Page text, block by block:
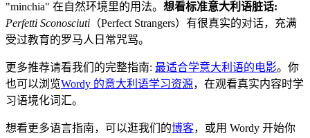
"minchia" 在自然环境里的用法。 想看标准意大利语脏话:
Perfetti Sconosciuti （Perfect Strangers）有很真实的对话，充满
受过教育的罗马人日常咒骂。
更多推荐请看我们的完整指南: 最适合学意大利语的电影。你
也可以浏览Wordy 的意大利语学习资源，在观看真实内容时学
习语境化词汇。
想看更多语言指南，可以逛我们的博客，或用 Wordy 开始你